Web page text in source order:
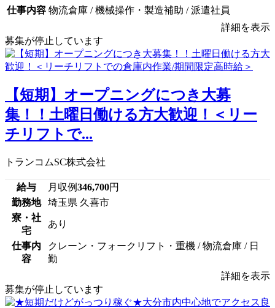
仕事内容 物流倉庫 / 機械操作・製造補助 / 派遣社員
詳細を表示
募集が停止しています
【短期】オープニングにつき大募
集！！土曜日働ける方大歓迎！＜リー
チリフトで...
トランコムSC株式会社
給与 月収例346,700円
勤務地
埼玉県 久喜市
寮・社
宅
あり
仕事内
容
クレーン・フォークリフト・重機 / 物流倉庫 / 日
勤
詳細を表示
募集が停止しています